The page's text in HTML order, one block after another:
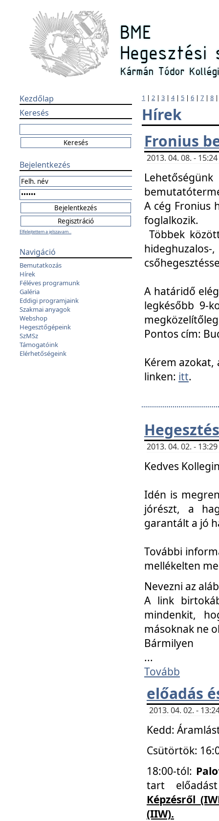
Kezdőlap
Keresés
Bejelentkezés
Elfelejtettem a jelszavam...
Navigáció
Bemutatkozás
Hírek
Féléves programunk
Galéria
Eddigi programjaink
Szakmai anyagok
Webshop
Hegesztőgépeink
SzMSz
Támogatóink
Elérhetőségeink
1 | 2 | 3 | 4| 5 | 6 | 7 | 8
Hírek
Fronius
2013. 04. 08. -
A cég Fronius
foglalkozik.
Többek
A határidő
legkésőbb 9-
Pontos cím:
Kérem azokat,
linken: itt.
2013. 04. 02. -
Kedves
Idén is
jórészt, a
garantált a jó
További
mellékelten
Nevezni az
A link
mindenkit,
másoknak ne
Bármilyen
...
Tovább
előadás
2013. 04. 02. -
Kedd:
Csütörtök:
18:00-tól:
tart
Képzésről
(IIW).